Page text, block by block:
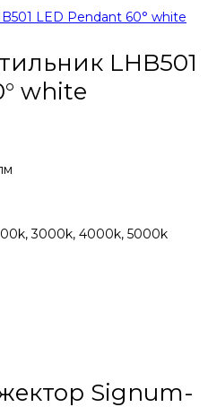
LHB501
white
3000k, 4000k, 5000k
Signum-